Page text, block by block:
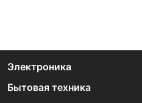
Электроника
Бытовая техника